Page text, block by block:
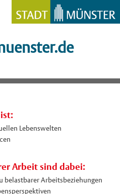
Lebenswelten
Arbeit sind dabei:
belastbarer Arbeitsbeziehungen